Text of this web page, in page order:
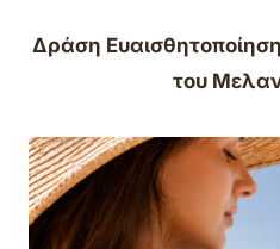
Δράση
του